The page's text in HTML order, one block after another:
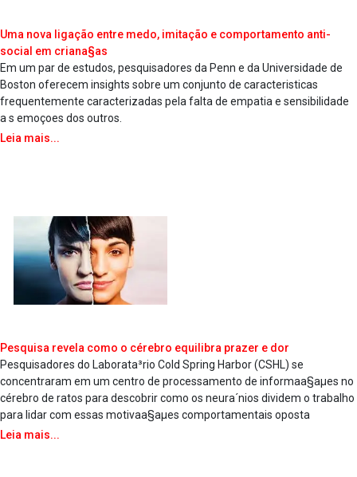
Uma nova ligação entre medo, imitação e comportamento anti-
social em criana§as
Em um par de estudos, pesquisadores da Penn e da Universidade de
Boston oferecem insights sobre um conjunto de caracteri­sticas
frequentemente caracterizadas pela falta de empatia e sensibilidade
a s emoçoes dos outros.
Leia mais...
Pesquisa revela como o cérebro equilibra prazer e dor
Pesquisadores do Laborata³rio Cold Spring Harbor (CSHL) se
concentraram em um centro de processamento de informaa§aµes no
cérebro de ratos para descobrir como os neura´nios dividem o trabalho
para lidar com essas motivaa§aµes comportamentais oposta
Leia mais...